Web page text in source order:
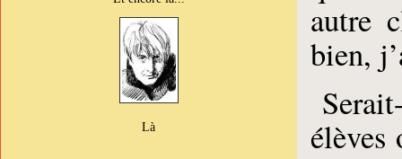
Là
autre
bien,
élèves